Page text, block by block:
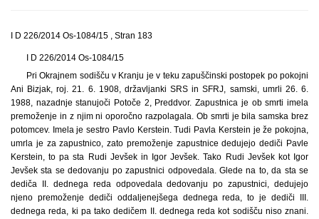
I D 226/2014 Os-1084/15 , Stran 183
I D 226/2014 Os-1084/15
Pri Okrajnem sodišču v Kranju je v teku zapuščinski postopek po pokojni
Ani Bizjak, roj. 21. 6. 1908, državljanki SRS in SFRJ, samski, umrli 26. 6.
1988, nazadnje stanujoči Potoče 2, Preddvor. Zapustnica je ob smrti imela
premoženje in z njim ni oporočno razpolagala. Ob smrti je bila samska brez
potomcev. Imela je sestro Pavlo Kerstein. Tudi Pavla Kerstein je že pokojna,
umrla je za zapustnico, zato premoženje zapustnice dedujejo dediči Pavle
Kerstein, to pa sta Rudi Jevšek in Igor Jevšek. Tako Rudi Jevšek kot Igor
Jevšek sta se dedovanju po zapustnici odpovedala. Glede na to, da sta se
dediča II. dednega reda odpovedala dedovanju po zapustnici, dedujejo
njeno premoženje dediči oddaljenejšega dednega reda, to je dediči III.
dednega reda, ki pa tako dedičem II. dednega reda kot sodišču niso znani.